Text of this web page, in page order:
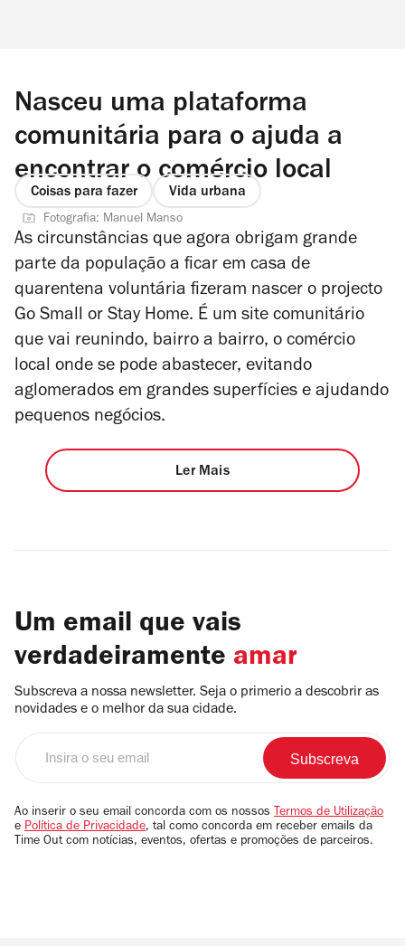
Nasceu uma plataforma
comunitária para o ajuda a
encontrar o comércio local
Coisas para fazer Vida urbana
Fotografia: Manuel Manso
As circunstâncias que agora obrigam grande
parte da população a ficar em casa de
quarentena voluntária fizeram nascer o projecto
Go Small or Stay Home. É um site comunitário
que vai reunindo, bairro a bairro, o comércio
local onde se pode abastecer, evitando
aglomerados em grandes superfícies e ajudando
pequenos negócios.
Ler Mais
Um email que vais
verdadeiramente amar
Subscreva a nossa newsletter. Seja o primerio a descobrir as
novidades e o melhor da sua cidade.
email
Ao inserir o seu email concorda com os nossos Termos de Utilização
e Política de Privacidade, tal como concorda em receber emails da
Time Out com notícias, eventos, ofertas e promoções de parceiros.